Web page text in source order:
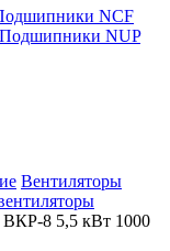
NCF
Подшипники NUP
Вентиляторы
8 5,5 кВт 1000